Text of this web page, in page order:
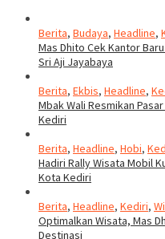
Berita, Budaya, Headline,
Mas Dhito Cek Kantor
Sri Aji Jayabaya
Berita, Ekbis, Headline,
Mbak Wali Resmikan
Kediri
Berita, Headline, Hobi,
Hadiri Rally Wisata Mobil
Kota Kediri
Berita, Headline, Kediri,
Optimalkan Wisata, Mas
Destinasi